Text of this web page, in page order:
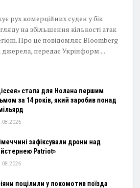
рух комерційних суден у бік
на збільшення кількості атак
Про це повідомляє Bloomberg
передає Укрінформ....
стала для Нолана першим
за 14 років, який заробив понад
зафіксували дрони над
Patriot»
поцілили у локомотив поїзда